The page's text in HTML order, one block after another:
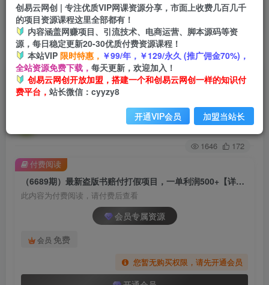
挂机 项目
脚本卡密
APP下载
GO
首页 创业课程 会员专属 正文
（6689期）最新盗版书赔付打假项目，一单利润
500+【详细玩法视频教程】
关注
1646 172
（6689期）最新盗版书赔付打假项目，一单利润500+【详细玩法视频教程】
此内容为付费阅读，请付费后查看
会员专属资源
会员 免费
您暂无购买权限，请先开通会员
付费阅读
创易云网创 | 专注优质VIP网课资源分享，市面上收费几百几千
的项目资源课程这里全部都有！
内容涵盖网赚项目、引流技术、电商运营、脚本源码等资
源，每日稳定更新20-30优质付费资源课程！
本站VIP 限时特惠， ￥99/年，￥129/永久 (推广佣金70%)，
全站资源免费下载， 每天更新，欢迎加入！
创易云网创开放加盟，搭建一个和创易云网创一样的知识付
费平台， 站长微信：cyyzy8
开通VIP会员 加盟当站长